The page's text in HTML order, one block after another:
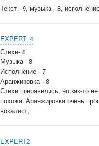
Текст - 9, музыка - 8,
EXPERT_4
Стихи- 8
Музыка - 8
Исполнение - 7
Аранжировка - 8
Стихи понравились, но как-то
похожа. Аранжировка очень
вокалист,
EXPERT2